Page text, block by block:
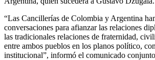
“Las Cancillerías de Colombia y Argentina
conversaciones para afianzar las relaciones
las tradicionales relaciones de fraternidad,
entre ambos pueblos en los planos político,
institucional”, informó el comunicado